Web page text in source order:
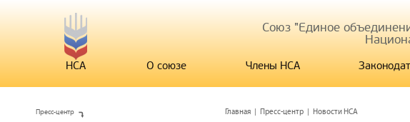
Союз "Единое
НСА О союзе Члены НСА
Главная | Пресс-центр | Новости НСА
Пресс-центр